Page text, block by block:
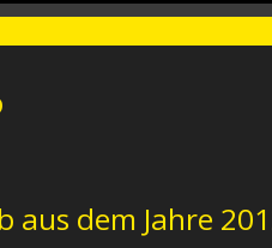
aus dem Jahre